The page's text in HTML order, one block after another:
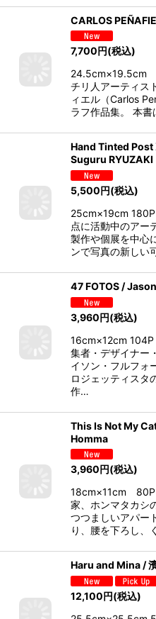
CARLOS
7,700円(税込)
24.5cm×19.5cm
チリ人アーティス
ィエル（Carlos
ラフ作品集。 本
Hand Tinted Post
Suguru RYUZAKI
5,500円(税込)
25cm×19cm
点に活動中のアー
製作や個展を中心
ンで写真の新しい
47 FOTOS /
3,960円(税込)
16cm×12cm 104P
集者・デザイナー
イソン・フルフォ
ロジェッティスタ
作…
This Is Not My
Homma
3,960円(税込)
18cm×11cm 80P
家、ホンマタカシ
つつましいアパー
り、腰を下ろし、
Haru and Mina /
12,100円(税込)